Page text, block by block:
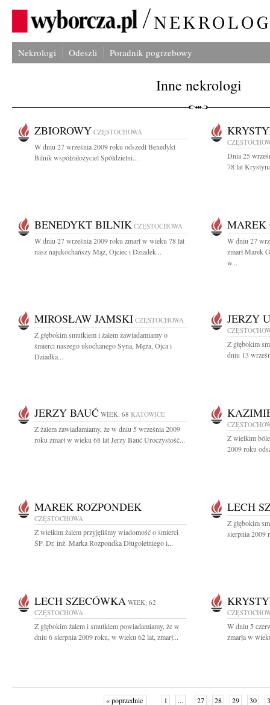
Nekrologi Odeszli Poradnik pogrzebowy
Inne nekrologi
ZBIOROWY CZĘSTOCHOWA
W dniu 27 września 2009 roku odszedł Benedykt
Bilnik współzałożyciel Spółdzielni...
Dnia 25
78 lat
BENEDYKT BILNIK CZĘSTOCHOWA
W dniu 27 września 2009 roku zmarł w wieku 78 lat
nasz najukochańszy Mąż, Ojciec i Dziadek...
MAREK
W dniu 27
zmarł Marek
w...
MIROSŁAW JAMSKI CZĘSTOCHOWA
Z głębokim smutkiem i żalem zawiadamiamy o
śmierci naszego ukochanego Syna, Męża, Ojca i
Dziadka...
JERZY
Z głębokim
dniu 13
JERZY BAUĆ WIEK: 68 KATOWICE
Z żalem zawiadamiamy, że w dniu 5 września 2009
roku zmarł w wieku 68 lat Jerzy Bauć Uroczystość...
Z wielkim
2009 roku
MAREK ROZPONDEK
CZĘSTOCHOWA
Z wielkim żalem przyjęliśmy wiadomość o śmierci
ŚP. Dr. inż. Marka Rozpondka Długoletniego i...
LECH
Z głębokim
sierpnia 2009
LECH SZECÓWKA WIEK: 62
CZĘSTOCHOWA
Z głębokim żalem i smutkiem powiadamiamy, że w
dniu 6 sierpnia 2009 roku, w wieku 62 lat, zmarł...
W dniu 5
zmarła w
« poprzednie 1 ... 27 28 29 30